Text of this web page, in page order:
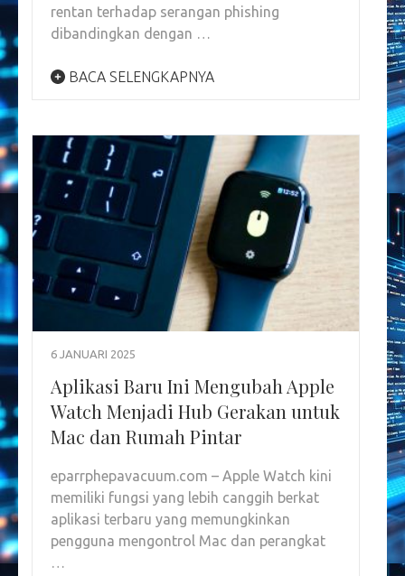
rentan terhadap serangan phishing
dibandingkan dengan …
BACA SELENGKAPNYA
6 JANUARI 2025
Aplikasi Baru Ini Mengubah Apple
Watch Menjadi Hub Gerakan untuk
Mac dan Rumah Pintar
eparrphepavacuum.com – Apple Watch kini
memiliki fungsi yang lebih canggih berkat
aplikasi terbaru yang memungkinkan
pengguna mengontrol Mac dan perangkat
…